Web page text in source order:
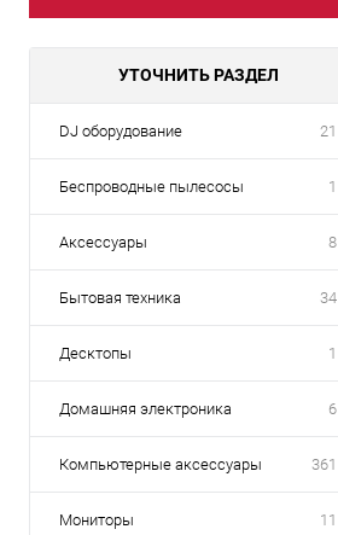
УТОЧНИТЬ РАЗДЕЛ
DJ оборудование 21
Беспроводные пылесосы 1
Аксессуары 8
Бытовая техника 34
Десктопы 1
Домашняя электроника 6
Компьютерные аксессуары 361
Мониторы 11